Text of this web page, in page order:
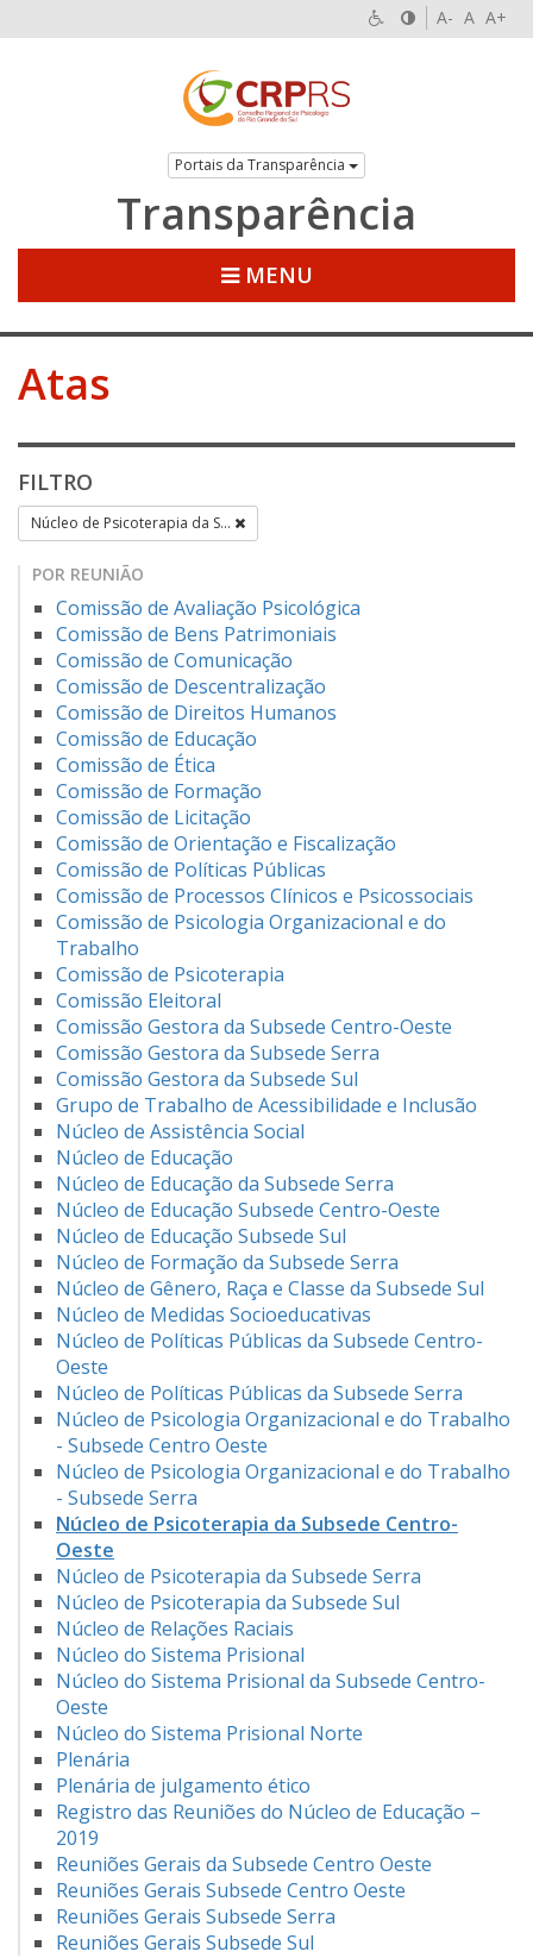
A- A A+
Portais da Transparência
Transparência
MENU
Atas
FILTRO
Núcleo de Psicoterapia da S...
POR REUNIÃO
Comissão de Avaliação Psicológica
Comissão de Bens Patrimoniais
Comissão de Comunicação
Comissão de Descentralização
Comissão de Direitos Humanos
Comissão de Educação
Comissão de Ética
Comissão de Formação
Comissão de Licitação
Comissão de Orientação e Fiscalização
Comissão de Políticas Públicas
Comissão de Processos Clínicos e Psicossociais
Comissão de Psicologia Organizacional e do
Trabalho
Comissão de Psicoterapia
Comissão Eleitoral
Comissão Gestora da Subsede Centro-Oeste
Comissão Gestora da Subsede Serra
Comissão Gestora da Subsede Sul
Grupo de Trabalho de Acessibilidade e Inclusão
Núcleo de Assistência Social
Núcleo de Educação
Núcleo de Educação da Subsede Serra
Núcleo de Educação Subsede Centro-Oeste
Núcleo de Educação Subsede Sul
Núcleo de Formação da Subsede Serra
Núcleo de Gênero, Raça e Classe da Subsede Sul
Núcleo de Medidas Socioeducativas
Núcleo de Políticas Públicas da Subsede Centro-
Oeste
Núcleo de Políticas Públicas da Subsede Serra
Núcleo de Psicologia Organizacional e do Trabalho
- Subsede Centro Oeste
Núcleo de Psicologia Organizacional e do Trabalho
- Subsede Serra
Núcleo de Psicoterapia da Subsede Centro-
Oeste
Núcleo de Psicoterapia da Subsede Serra
Núcleo de Psicoterapia da Subsede Sul
Núcleo de Relações Raciais
Núcleo do Sistema Prisional
Núcleo do Sistema Prisional da Subsede Centro-
Oeste
Núcleo do Sistema Prisional Norte
Plenária
Plenária de julgamento ético
Registro das Reuniões do Núcleo de Educação –
2019
Reuniões Gerais da Subsede Centro Oeste
Reuniões Gerais Subsede Centro Oeste
Reuniões Gerais Subsede Serra
Reuniões Gerais Subsede Sul